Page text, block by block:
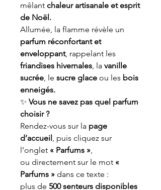
mêlant chaleur artisanale et esprit
de Noël.
Allumée, la flamme révèle un
parfum réconfortant et
enveloppant, rappelant les
friandises hivernales, la vanille
sucrée, le sucre glace ou les bois
enneigés.
✨ Vous ne savez pas quel parfum
choisir ?
Rendez-vous sur la page
d’accueil, puis cliquez sur
l’onglet « Parfums »,
ou directement sur le mot «
Parfums » dans ce texte :
plus de 500 senteurs disponibles